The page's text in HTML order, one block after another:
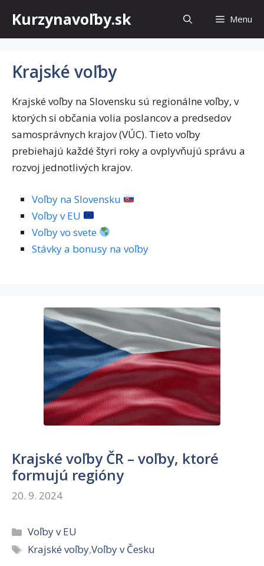
obsah
Kurzynavoľby.sk Menu
Krajské voľby
Krajské voľby na Slovensku sú regionálne voľby, v
ktorých si občania volia poslancov a predsedov
samosprávnych krajov (VÚC). Tieto voľby
prebiehajú každé štyri roky a ovplyvňujú správu a
rozvoj jednotlivých krajov.
Voľby na Slovensku
Voľby v EU
Voľby vo svete
Stávky a bonusy na voľby
Krajské voľby ČR – voľby, ktoré
formujú regióny
20. 9. 2024
Kategórie
Voľby v EU
Značky
Krajské voľby,Voľby v Česku